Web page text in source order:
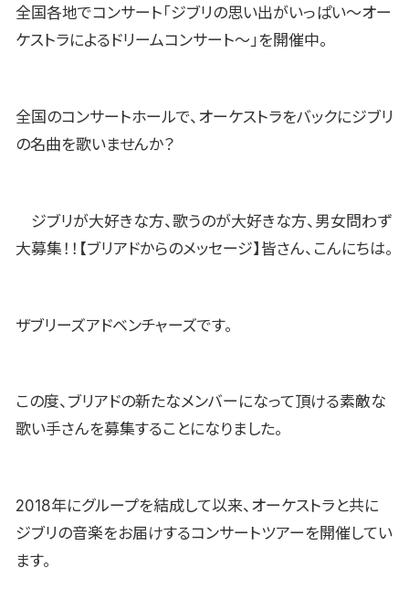
全国各地でコンサート「ジブリの思い出がいっぱい〜オー
ケストラによるドリームコンサート〜」を開催中。
全国のコンサートホールで、オーケストラをバックにジブリ
の名曲を歌いませんか？
ジブリが大好きな方、歌うのが大好きな方、男女問わず
大募集！！【ブリアドからのメッセージ】皆さん、こんにちは。
ザブリーズアドベンチャーズです。
この度、ブリアドの新たなメンバーになって頂ける素敵な
歌い手さんを募集することになりました。
2018年にグループを結成して以来、オーケストラと共に
ジブリの音楽をお届けするコンサートツアーを開催してい
ます。